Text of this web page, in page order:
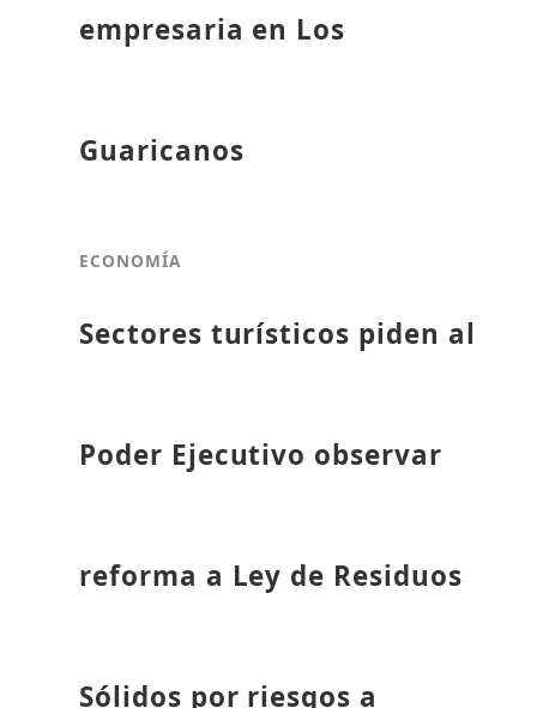
empresaria en Los
Guaricanos
ECONOMÍA
Sectores turísticos piden al
Poder Ejecutivo observar
reforma a Ley de Residuos
Sólidos por riesgos a